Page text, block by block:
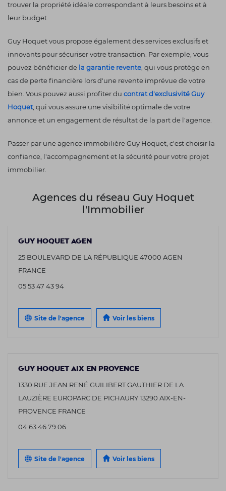
trouver la propriété idéale correspondant à leurs besoins et à
leur budget.
Guy Hoquet vous propose également des services exclusifs et
innovants pour sécuriser votre transaction. Par exemple, vous
pouvez bénéficier de la garantie revente , qui vous protège en
cas de perte financière lors d'une revente imprévue de votre
bien. Vous pouvez aussi profiter du contrat d'exclusivité Guy
Hoquet , qui vous assure une visibilité optimale de votre
annonce et un engagement de résultat de la part de l'agence.
Passer par une agence immobilière Guy Hoquet, c'est choisir la
confiance, l'accompagnement et la sécurité pour votre projet
immobilier.
Agences du réseau Guy Hoquet
l'Immobilier
GUY HOQUET AGEN
25 BOULEVARD DE LA RÉPUBLIQUE 47000 AGEN
FRANCE
05 53 47 43 94
Site de l'agence Voir les biens
GUY HOQUET AIX EN PROVENCE
1330 RUE JEAN RENÉ GUILIBERT GAUTHIER DE LA
LAUZIÈRE EUROPARC DE PICHAURY 13290 AIX-EN-
PROVENCE FRANCE
04 63 46 79 06
Site de l'agence Voir les biens